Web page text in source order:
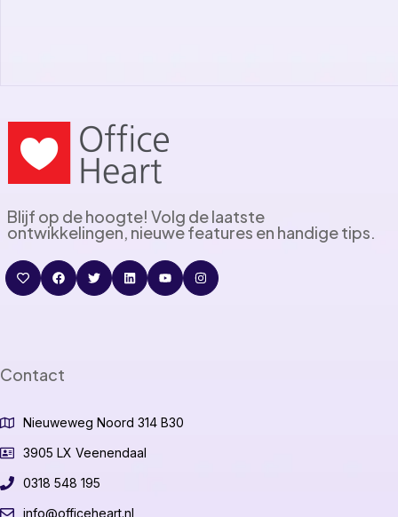
Blijf op de hoogte! Volg de laatste
ontwikkelingen, nieuwe features en handige tips.
Contact
Nieuweweg Noord 314 B30
3905 LX Veenendaal
0318 548 195
info@officeheart.nl